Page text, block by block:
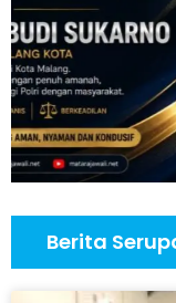
Berita